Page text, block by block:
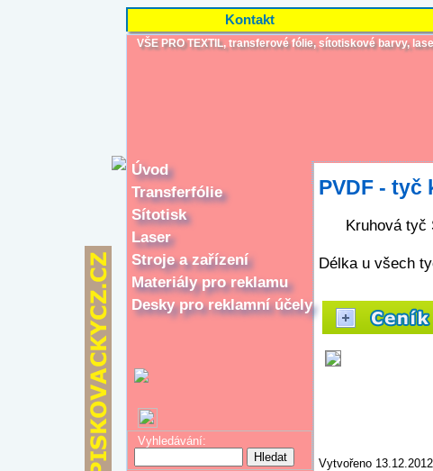
Kontakt
VŠE PRO TEXTIL, transferové fólie, sítotiskové barvy,
Úvod
Transferfólie
Sítotisk
Laser
Stroje a zařízení
Materiály pro reklamu
Desky pro reklamní účely
Vyhledávání:
PVDF - tyč
Kruhová tyč
Délka u všech
Vytvořeno